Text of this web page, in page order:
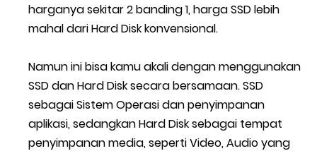
harganya sekitar 2 banding 1, harga SSD lebih
mahal dari Hard Disk konvensional.
Namun ini bisa kamu akali dengan menggunakan
SSD dan Hard Disk secara bersamaan. SSD
sebagai Sistem Operasi dan penyimpanan
aplikasi, sedangkan Hard Disk sebagai tempat
penyimpanan media, seperti Video, Audio yang